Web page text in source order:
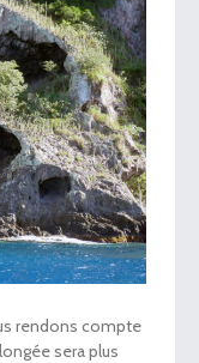
rendons compte
sera plus